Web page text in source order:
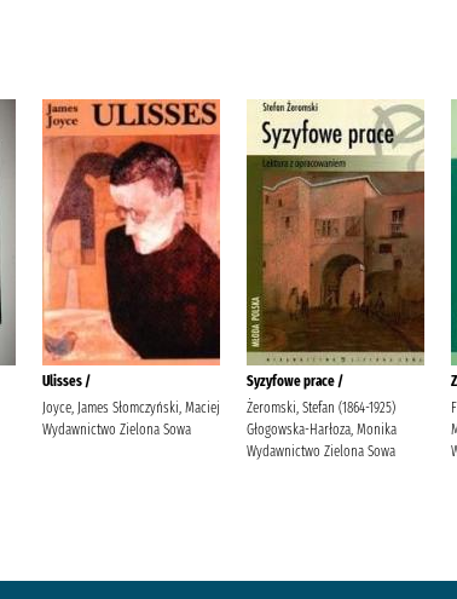
Ulisses /
Joyce, James Słomczyński, Maciej
Wydawnictwo Zielona Sowa
Syzyfowe prace /
Żeromski, Stefan (1864-1925)
Głogowska-Harłoza, Monika
Wydawnictwo Zielona Sowa